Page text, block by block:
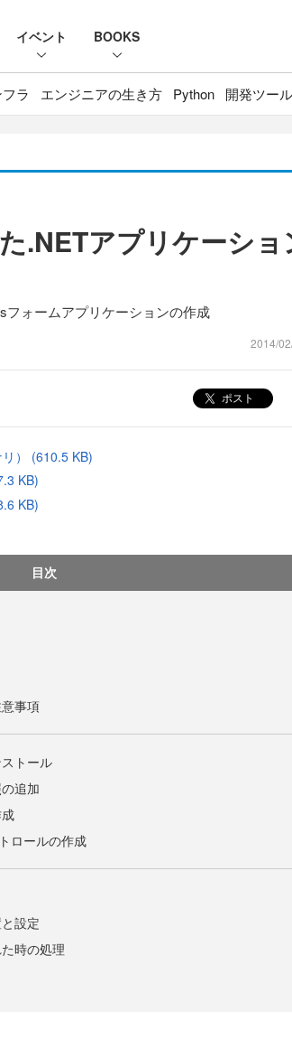
イベント BOOKS
ラ エンジニアの生き方 Python 開発ツール
.NETアプリケーショ
フォームアプリケーションの作成
2014/
ポスト
） (610.5 KB)
KB)
KB)
目次
事項
トール
追加
ロールの作成
設定
時の処理